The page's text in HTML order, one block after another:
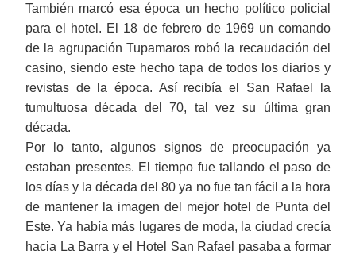
También marcó esa época un hecho político policial
para el hotel. El 18 de febrero de 1969 un comando
de la agrupación Tupamaros robó la recaudación del
casino, siendo este hecho tapa de todos los diarios y
revistas de la época. Así recibía el San Rafael la
tumultuosa década del 70, tal vez su última gran
década.
Por lo tanto, algunos signos de preocupación ya
estaban presentes. El tiempo fue tallando el paso de
los días y la década del 80 ya no fue tan fácil a la hora
de mantener la imagen del mejor hotel de Punta del
Este. Ya había más lugares de moda, la ciudad crecía
hacia La Barra y el Hotel San Rafael pasaba a formar